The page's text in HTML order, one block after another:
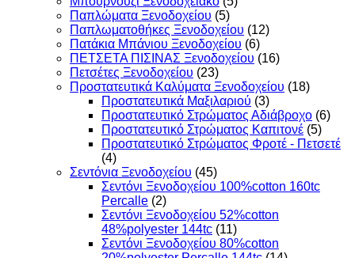
Παπλώματα Ξενοδοχείου (5)
Παπλωματοθήκες Ξενοδοχείου (12)
Πατάκια Μπάνιου Ξενοδοχείου (6)
ΠΕΤΣΕΤΑ ΠΙΣΙΝΑΣ Ξενοδοχείου (16)
Πετσέτες Ξενοδοχείου (23)
Προστατευτικά Καλύματα Ξενοδοχείου (18)
Προστατευτικά Μαξιλαριού (3)
Προστατευτικό Στρώματος Αδιάβροχο (6)
Προστατευτικό Στρώματος Καπιτονέ (5)
Προστατευτικό Στρώματος Φροτέ - Πετσετέ
(4)
Σεντόνια Ξενοδοχείου (45)
Σεντόνι Ξενοδοχείου 100%cotton 160tc
Percalle (2)
Σεντόνι Ξενοδοχείου 52%cotton
48%polyester 144tc (11)
Σεντόνι Ξενοδοχείου 80%cotton